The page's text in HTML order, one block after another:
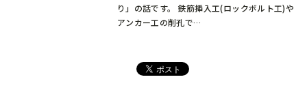
り」の話です。 鉄筋挿入工(ロックボルト工)や
アンカー工の削孔で…